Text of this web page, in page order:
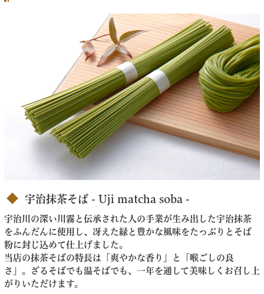
宇治抹茶そば - Uji matcha soba -
宇治川の深い川霧と伝承された人の手業が生み出した宇治抹茶
をふんだんに使用し、冴えた緑と豊かな風味をたっぷりとそば
粉に封じ込めて仕上げました。
当店の抹茶そばの特長は「爽やかな香り」と「喉ごしの良
さ」。ざるそばでも温そばでも、一年を通して美味しくお召し上
がりいただけます。